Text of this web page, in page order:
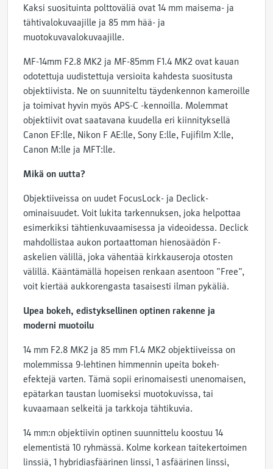
Kaksi suosituinta polttoväliä ovat 14 mm maisema- ja
tähtivalokuvaajille ja 85 mm hää- ja
muotokuvavalokuvaajille.
MF-14mm F2.8 MK2 ja MF-85mm F1.4 MK2 ovat kauan
odotettuja uudistettuja versioita kahdesta suositusta
objektiivista. Ne on suunniteltu täydenkennon kameroille
ja toimivat hyvin myös APS-C -kennoilla. Molemmat
objektiivit ovat saatavana kuudella eri kiinnityksellä
Canon EF:lle, Nikon F AE:lle, Sony E:lle, Fujifilm X:lle,
Canon M:lle ja MFT:lle.
Mikä on uutta?
Objektiiveissa on uudet FocusLock- ja Declick-
ominaisuudet. Voit lukita tarkennuksen, joka helpottaa
esimerkiksi tähtienkuvaamisessa ja videoidessa. Declick
mahdollistaa aukon portaattoman hienosäädön F-
askelien välillä, joka vähentää kirkkauseroja otosten
välillä. Kääntämällä hopeisen renkaan asentoon ”Free”,
voit kiertää aukkorengasta tasaisesti ilman pykäliä.
Upea bokeh, edistyksellinen optinen rakenne ja
moderni muotoilu
14 mm F2.8 MK2 ja 85 mm F1.4 MK2 objektiiveissa on
molemmissa 9-lehtinen himmennin upeita bokeh-
efektejä varten. Tämä sopii erinomaisesti unenomaisen,
epätarkan taustan luomiseksi muotokuvissa, tai
kuvaamaan selkeitä ja tarkkoja tähtikuvia.
14 mm:n objektiivin optinen suunnittelu koostuu 14
elementistä 10 ryhmässä. Kolme korkean taitekertoimen
linssiä, 1 hybridiasfäärinen linssi, 1 asfäärinen linssi,